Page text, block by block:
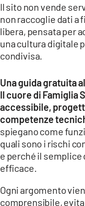
Il sito non vende
non raccoglie dati a
libera, pensata per
una cultura digitale
condivisa.
Una guida gratuita
Il cuore di Famiglia
accessibile,
competenze
spiegano come
quali sono i rischi
e perché il semplice
efficace.
Ogni argomento
comprensibile,